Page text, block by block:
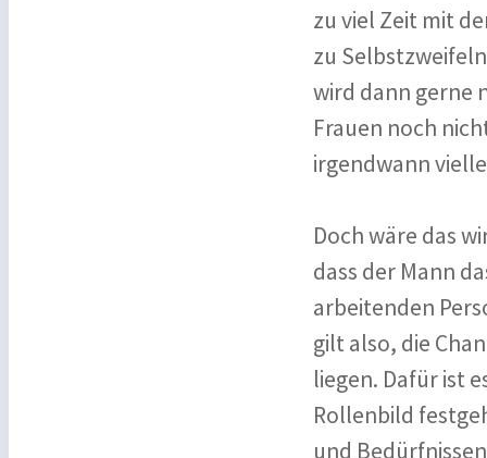
zu viel Zeit mit
zu
wird dann gerne
Frauen noch
irgendwann
Doch wäre das
dass der Mann
arbeitenden
gilt also, die
liegen. Dafür ist
Rollenbild
und